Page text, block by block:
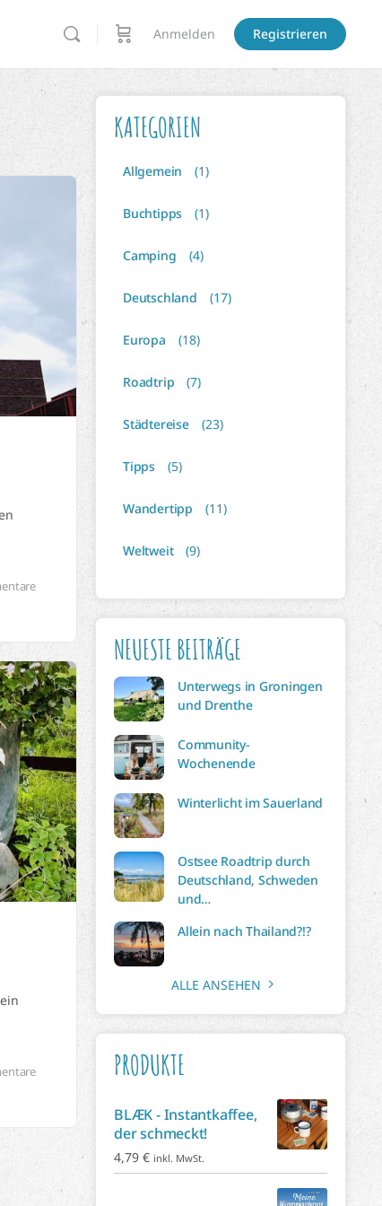
Anmelden Registrieren
KATEGORIEN
Allgemein (1)
Buchtipps (1)
Camping (4)
Deutschland (17)
Europa (18)
Roadtrip (7)
Städtereise (23)
Tipps (5)
Wandertipp (11)
Weltweit (9)
NEUESTE BEITRÄGE
Unterwegs in Groningen
und Drenthe
Community-
Wochenende
Winterlicht im Sauerland
Ostsee Roadtrip durch
Deutschland, Schweden
und…
Allein nach Thailand?!?
ALLE ANSEHEN
PRODUKTE
BLÆK - Instantkaffee,
der schmeckt!
4,79 € inkl. MwSt.